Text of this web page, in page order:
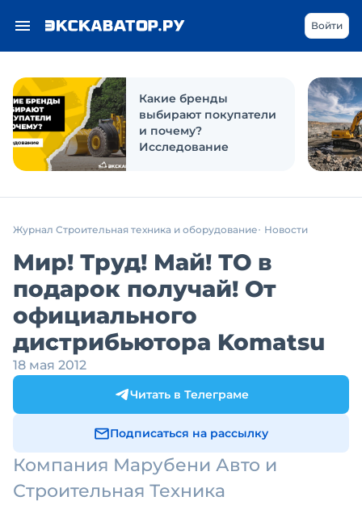
Войти
Какие бренды
выбирают покупатели
и почему?
Исследование
Журнал Строительная техника и оборудование Новости
Мир! Труд! Май! ТО в
подарок получай! От
официального
дистрибьютора Komatsu
18 мая 2012
Читать в Телеграме
Подписаться на рассылку
Компания Марубени Авто и
Строительная Техника